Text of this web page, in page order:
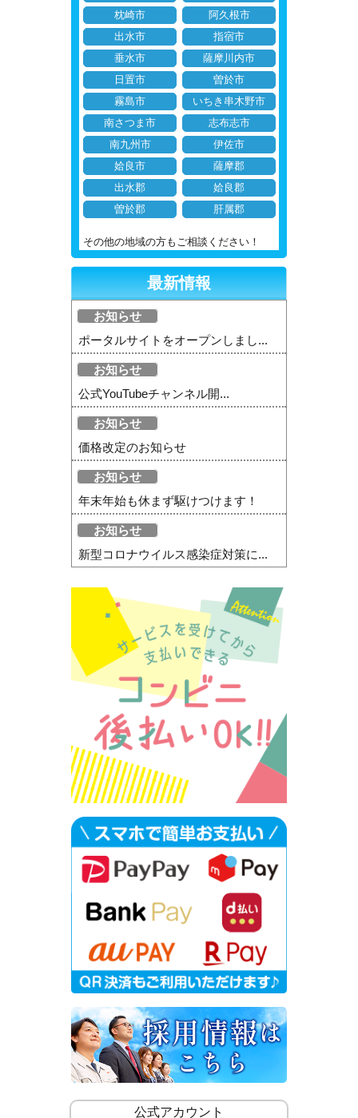
枕崎市
阿久根市
出水市
指宿市
垂水市
薩摩川内市
日置市
曽於市
霧島市
いちき串木野市
南さつま市
志布志市
南九州市
伊佐市
姶良市
薩摩郡
出水郡
姶良郡
曽於郡
肝属郡
その他の地域の方もご相談ください！
最新情報
お知らせ
ポータルサイトをオープンしまし...
お知らせ
公式YouTubeチャンネル開...
お知らせ
価格改定のお知らせ
お知らせ
年末年始も休まず駆けつけます！
お知らせ
新型コロナウイルス感染症対策に...
公式アカウント